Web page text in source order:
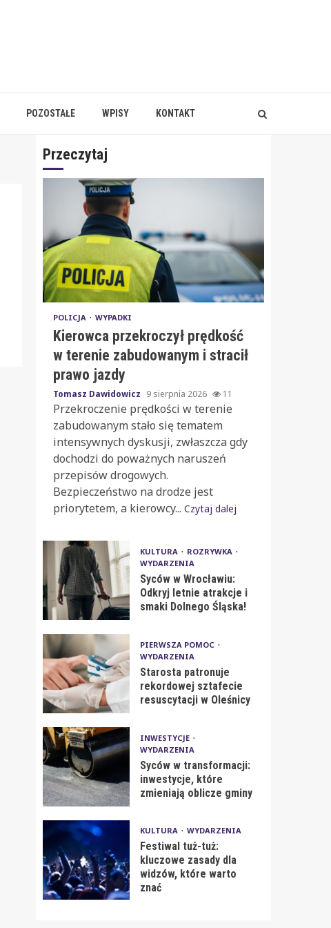
POZOSTAŁE WPISY KONTAKT
Przeczytaj
POLICJA WYPADKI
Kierowca przekroczył prędkość
w terenie zabudowanym i stracił
prawo jazdy
Tomasz Dawidowicz 9 sierpnia 2026 11
Przekroczenie prędkości w terenie
zabudowanym stało się tematem
intensywnych dyskusji, zwłaszcza gdy
dochodzi do poważnych naruszeń
przepisów drogowych.
Bezpieczeństwo na drodze jest
priorytetem, a kierowcy... Czytaj dalej
KULTURA
ROZRYWKA
WYDARZENIA
Syców w Wrocławiu:
Odkryj letnie atrakcje i
smaki Dolnego Śląska!
PIERWSZA POMOC
WYDARZENIA
Starosta patronuje
rekordowej sztafecie
resuscytacji w Oleśnicy
INWESTYCJE
WYDARZENIA
Syców w transformacji:
inwestycje, które
zmieniają oblicze gminy
KULTURA WYDARZENIA
Festiwal tuż-tuż:
kluczowe zasady dla
widzów, które warto
znać